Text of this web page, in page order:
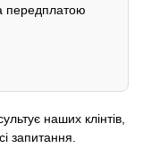
передплатою
наших клінтів,
запитання.